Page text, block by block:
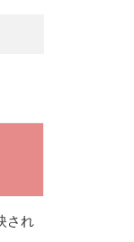
され